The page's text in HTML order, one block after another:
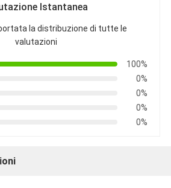
Istantanea
la distribuzione di tutte le
valutazioni
100%
0%
0%
0%
0%